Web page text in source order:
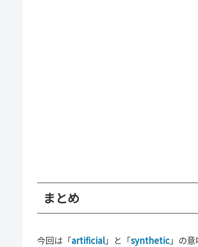
まとめ
今回は「artificial」と「synthetic」の